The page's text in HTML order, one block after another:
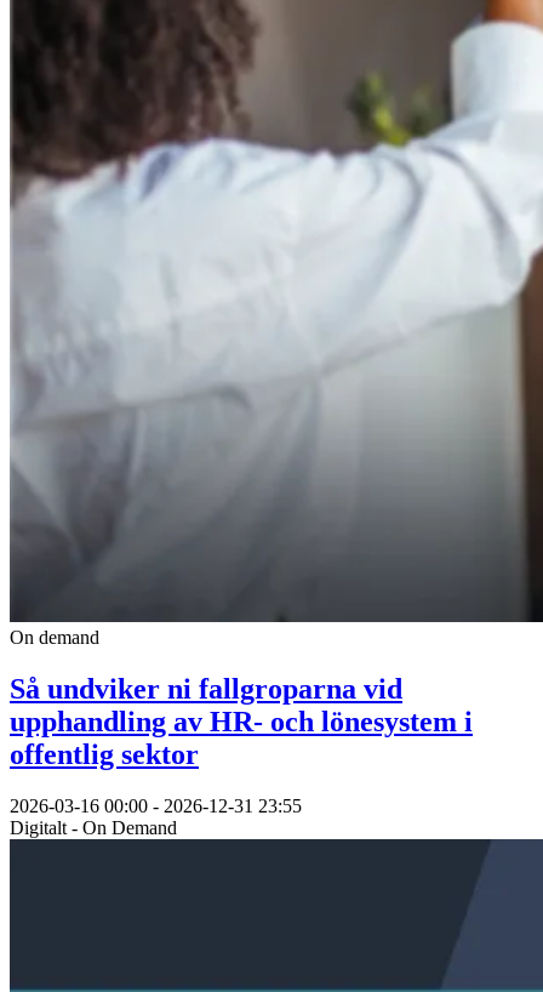
On demand
Så undviker ni fallgroparna vid
upphandling av HR- och lönesystem i
offentlig sektor
2026-03-16 00:00 - 2026-12-31 23:55
Digitalt - On Demand